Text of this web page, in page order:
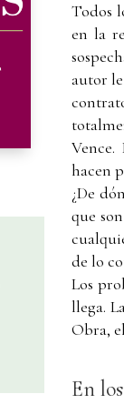
Todos
en la
autor
Vence.
hacen
¿De
que
de lo
Los
llega.
Obra,
En